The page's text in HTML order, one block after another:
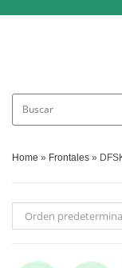
Home » Frontales »
Orden